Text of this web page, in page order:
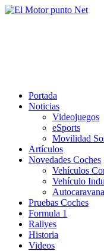
Saltar
Portada
Noticias
Videojuegos
eSports
Movilidad
Artículos
Novedades Coches
Vehículos
Vehículo
Pruebas Coches
Formula 1
Rallyes
Historia
Videos